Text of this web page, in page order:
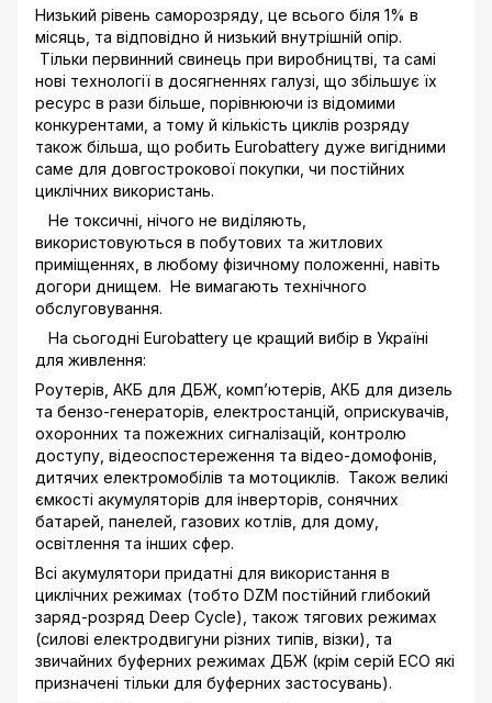
Низький рівень саморозряду, це всього біля 1% в
місяць, та відповідно й низький внутрішній опір.
Тільки первинний свинець при виробництві, та самі
нові технології в досягненнях галузі, що збільшує їх
ресурс в рази більше, порівнюючи із відомими
конкурентами, а тому й кількість циклів розряду
також більша, що робить Eurobattery дуже вигідними
саме для довгострокової покупки, чи постійних
циклічних використань.
Не токсичні, нічого не виділяють,
використовуються в побутових та житлових
приміщеннях, в любому фізичному положенні, навіть
догори днищем. Не вимагають технічного
обслуговування.
На сьогодні Eurobattery це кращий вибір в Україні
для живлення:
Роутерів, АКБ для ДБЖ, комп’ютерів, АКБ для дизель
та бензо-генераторів, електростанцій, оприскувачів,
охоронних та пожежних сигналізацій, контролю
доступу, відеоспостереження та відео-домофонів,
дитячих електромобілів та мотоциклів. Також великі
ємкості акумуляторів для інверторів, сонячних
батарей, панелей, газових котлів, для дому,
освітлення та інших сфер.
Всі акумулятори придатні для використання в
циклічних режимах (тобто DZM постійний глибокий
заряд-розряд Deep Cycle), також тягових режимах
(силові електродвигуни різних типів, візки), та
звичайних буферних режимах ДБЖ (крім серій ECO які
призначені тільки для буферних застосувань).